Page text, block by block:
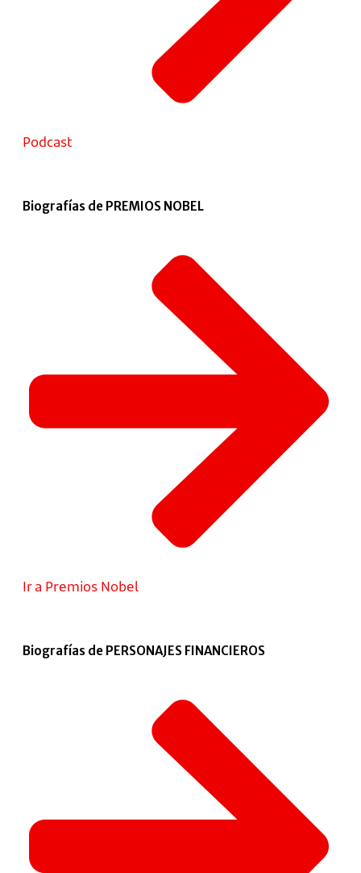
Podcast
Biografías de PREMIOS NOBEL
Ir a Premios Nobel
Biografías de PERSONAJES FINANCIEROS